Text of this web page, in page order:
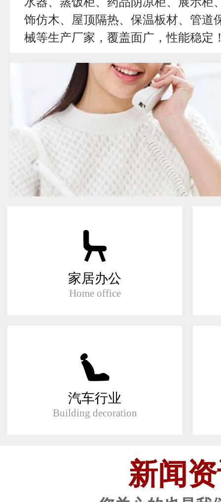
饰仿木、屋顶隔热、保温板材、管道
械等生产厂家，覆盖面广，性能稳定
家居办公
Home office
汽车行业
Building decoration
新闻